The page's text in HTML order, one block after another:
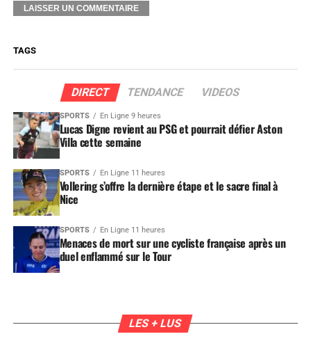
TAGS
DIRECT TENDANCE VIDEOS
SPORTS En Ligne 9 heures
Lucas Digne revient au PSG et pourrait défier Aston
Villa cette semaine
SPORTS En Ligne 11 heures
Vollering s’offre la dernière étape et le sacre final à
Nice
SPORTS En Ligne 11 heures
Menaces de mort sur une cycliste française après un
duel enflammé sur le Tour
LES + LUS